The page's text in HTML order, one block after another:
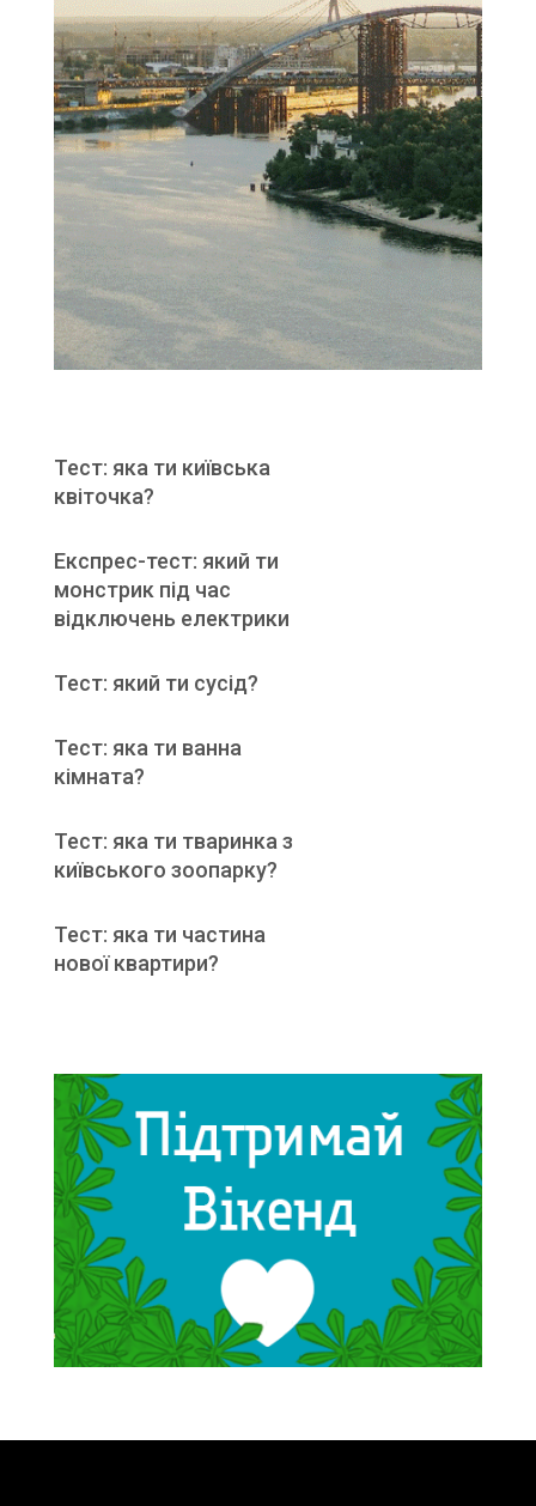
Тест: яка ти київська
квіточка?
Експрес-тест: який ти
монстрик під час
відключень електрики
Тест: який ти сусід?
Тест: яка ти ванна
кімната?
Тест: яка ти тваринка з
київського зоопарку?
Тест: яка ти частина
нової квартири?